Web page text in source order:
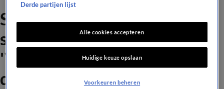
Silke (21) wordt de laatste
slager van Roermond:
'Wordt alleen maar
doorgestudeerd'
Derde partijen lijst
Alle cookies accepteren
Huidige keuze opslaan
Voorkeuren beheren